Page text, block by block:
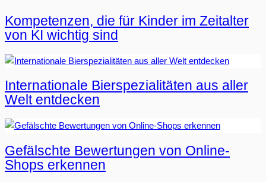
Kompetenzen, die für Kinder im Zeitalter
von KI wichtig sind
Internationale Bierspezialitäten aus aller
Welt entdecken
Gefälschte Bewertungen von Online-
Shops erkennen